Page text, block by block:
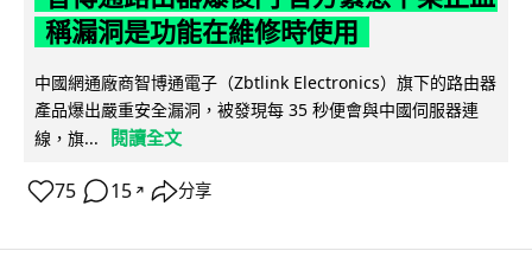
稱漏洞是功能在維修時使用
中國網通廠商智博通電子（Zbtlink Electronics）旗下的路由器
產品爆出嚴重安全漏洞，被發現每 35 秒便會與中國伺服器連
線，旗...
閱讀全文
75 15 ↗ 分享